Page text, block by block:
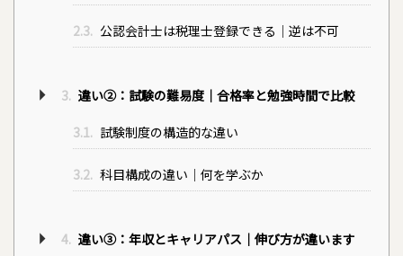
2.3. 公認会計士は税理士登録できる｜逆は不可
3. 違い②：試験の難易度｜合格率と勉強時間で比較
3.1. 試験制度の構造的な違い
3.2. 科目構成の違い｜何を学ぶか
4. 違い③：年収とキャリアパス｜伸び方が違います